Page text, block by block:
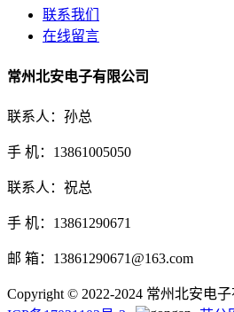
联系我们
在线留言
常州北安电子有限公司
联系人：孙总
手 机：13861005050
联系人：祝总
手 机：13861290671
邮 箱：13861290671@163.com
Copyright © 2022-2024 常州北安